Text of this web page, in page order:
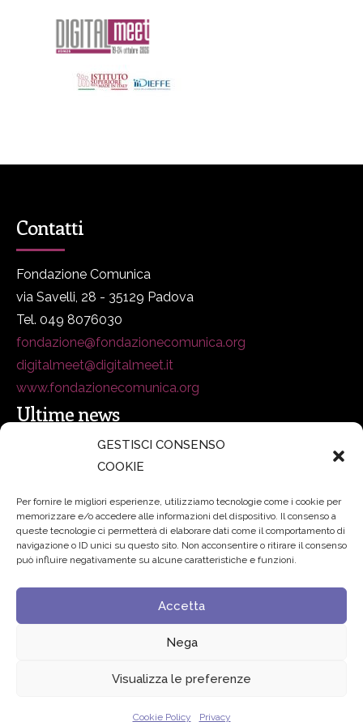
GESTISCI CONSENSO
COOKIE
Per fornire le migliori esperienze, utilizziamo tecnologie come i cookie per
memorizzare e/o accedere alle informazioni del dispositivo. Il consenso a
queste tecnologie ci permetterà di elaborare dati come il comportamento di
navigazione o ID unici su questo sito. Non acconsentire o ritirare il consenso
può influire negativamente su alcune caratteristiche e funzioni.
Accetta
Nega
Visualizza le preferenze
Cookie Policy Privacy
Contatti
Fondazione Comunica
via Savelli, 28 - 35129 Padova
Tel. 049 8076030
fondazione@fondazionecomunica.org
digitalmeet@digitalmeet.it
www.fondazionecomunica.org
Ultime news
secsolutionforum 2026: è Bologna la nuova capitale
Padre Benanti: «Intelligenza artificiale? Contro i nuovi
algoritmi del potere serve una governance condivisa»
Edvance – Digital Education Hub Higher Education